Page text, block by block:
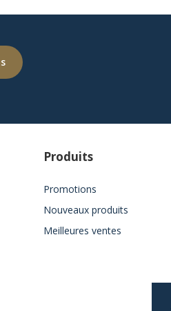
Produits
Promotions
Nouveaux produits
Meilleures ventes